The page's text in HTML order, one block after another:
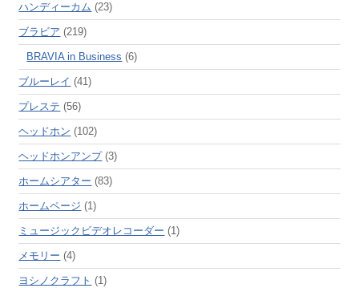
ハンディーカム (23)
ブラビア (219)
BRAVIA in Business (6)
ブルーレイ (41)
プレステ (56)
ヘッドホン (102)
ヘッドホンアンプ(3)
ホームシアター (83)
ホームページ (1)
ミュージックビデオレコーダー (1)
メモリー (4)
ヨシノクラフト (1)